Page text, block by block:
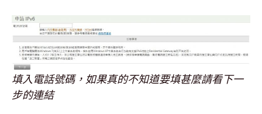
填入電話號碼，如果真的不知道要填甚麼請看下一
步的連結